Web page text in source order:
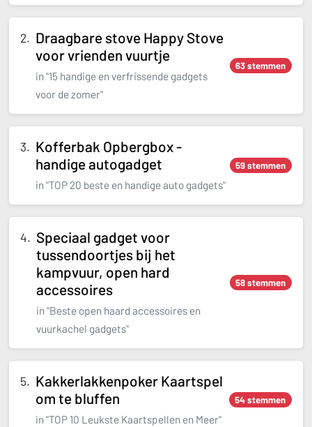
Draagbare stove Happy Stove
voor vrienden vuurtje
in "15 handige en verfrissende gadgets
voor de zomer"
63 stemmen
Kofferbak Opbergbox -
handige autogadget
in "TOP 20 beste en handige auto gadgets"
59 stemmen
Speciaal gadget voor
tussendoortjes bij het
kampvuur, open hard
accessoires
in "Beste open haard accessoires en
vuurkachel gadgets"
58 stemmen
Kakkerlakkenpoker Kaartspel
om te bluffen
in "TOP 10 Leukste Kaartspellen en Meer"
54 stemmen